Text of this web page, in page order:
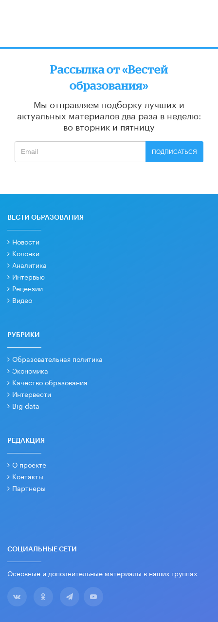
Рассылка от «Вестей
образования»
Мы отправляем подборку лучших и
актуальных материалов два раза в неделю:
во вторник и пятницу
ПОДПИСАТЬСЯ
ВЕСТИ ОБРАЗОВАНИЯ
Новости
Колонки
Аналитика
Интервью
Рецензии
Видео
РУБРИКИ
Образовательная политика
Экономика
Качество образования
Интервести
Big data
РЕДАКЦИЯ
О проекте
Контакты
Партнеры
СОЦИАЛЬНЫЕ СЕТИ
Основные и дополнительные материалы в наших группах